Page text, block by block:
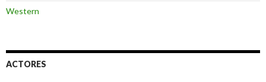
Western
ACTORES